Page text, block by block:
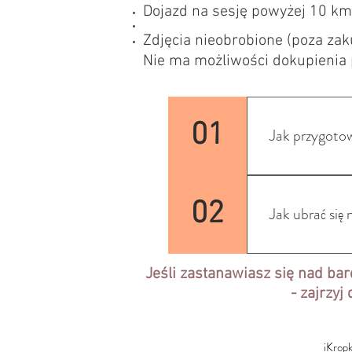
Dojazd na sesję powyżej 10
Zdjęcia nieobrobione (poza
Nie ma możliwości
01 Jak
W trakcie
każdy ich
przekąsek,
jabłuszko,
spotkaniu z
przygotować
sesji
02 Jak ubrać się
Aby zdjęcia
Stylizacje
ubrania
tej kwestii.
tego
Jeśli zastanawiasz się nad
- zajrzyj